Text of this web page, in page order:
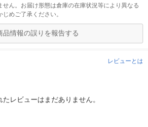
せん。お届け形態は倉庫の在庫状況等により異なる
めご了承ください。
品情報の誤りを報告する
レビューとは
たレビューはまだありません。